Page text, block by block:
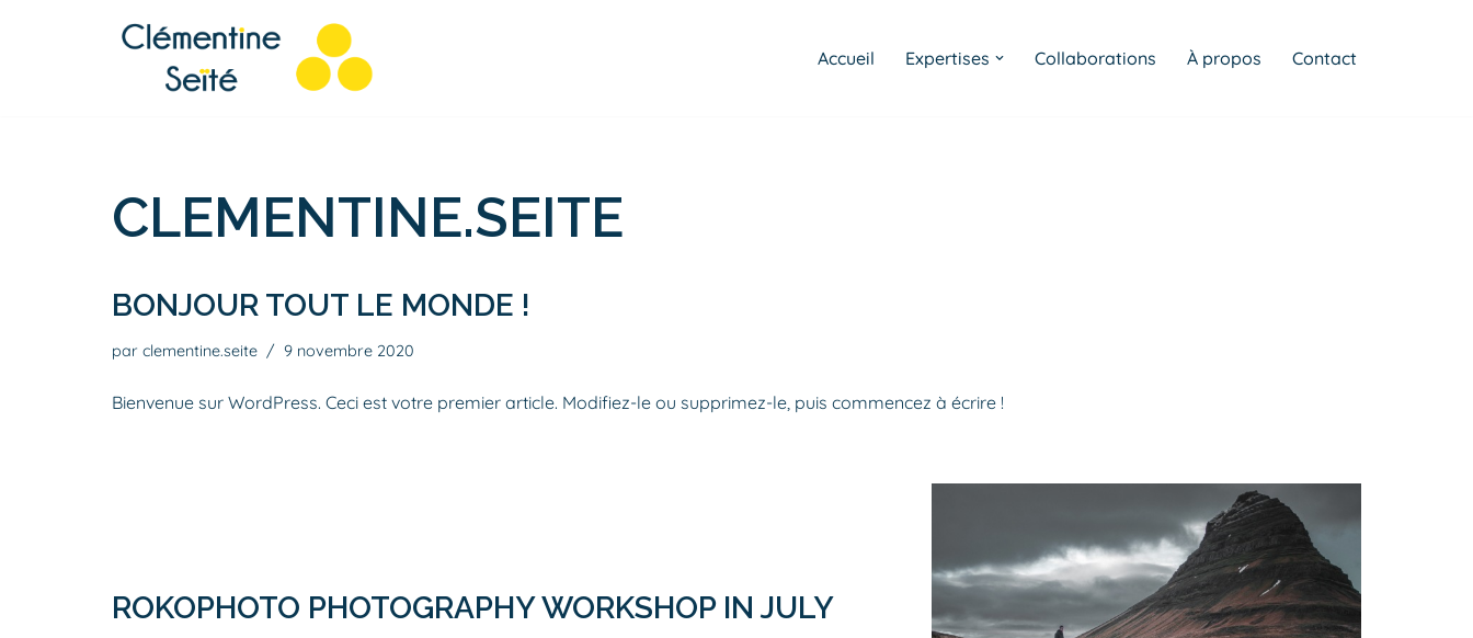
Accueil Expertises Collaborations À propos Contact
CLEMENTINE.SEITE
BONJOUR TOUT LE MONDE !
par clementine.seite 9 novembre 2020
Bienvenue sur WordPress. Ceci est votre premier article. Modifiez-le ou supprimez-le, puis commencez à écrire !
ROKOPHOTO PHOTOGRAPHY WORKSHOP IN JULY